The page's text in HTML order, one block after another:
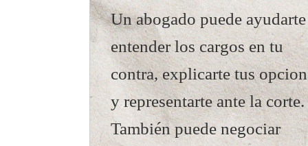
Un abogado puede
entender los cargos en tu
contra, explicarte tus
y representarte ante la corte.
También puede negociar